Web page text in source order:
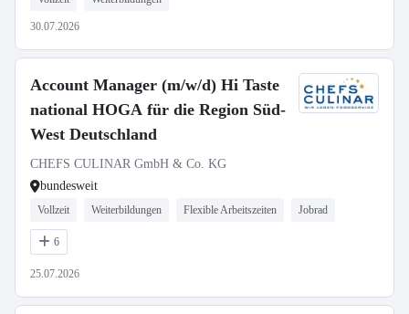
30.07.2026
Account Manager (m/w/d) Hi Taste
national HOGA für die Region Süd-
West Deutschland
CHEFS CULINAR GmbH & Co. KG
bundesweit
Vollzeit Weiterbildungen Flexible Arbeitszeiten Jobrad
6
25.07.2026